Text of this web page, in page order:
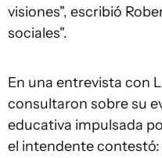
visiones", escribió
sociales".
En una entrevista con
consultaron sobre su
educativa impulsada
el intendente contestó: